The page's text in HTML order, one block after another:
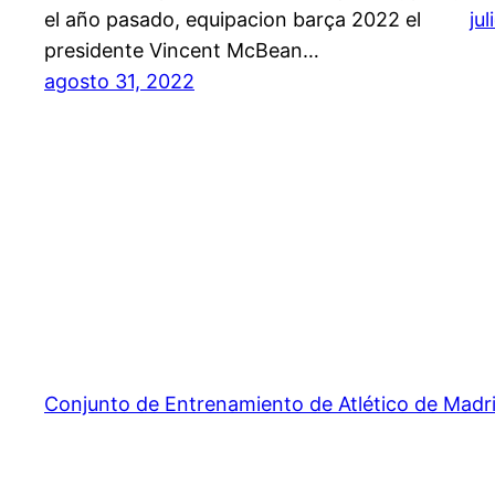
el año pasado, equipacion barça 2022 el
presidente Vincent McBean…
agosto 31, 2022
Conjunto de Entrenamiento de Atlético de